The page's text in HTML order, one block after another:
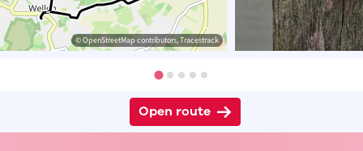
© OpenStreetMap contributors, Tracestrack
Open route